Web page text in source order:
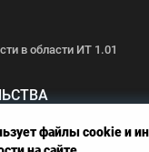
в области ИТ 1.01
Пермь Иваново
файлы cookie и